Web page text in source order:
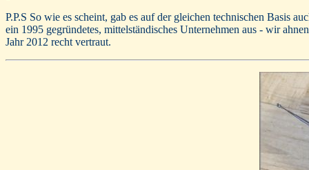
P.P.S So wie es scheint, gab es auf der gleichen technischen Basis
ein 1995 gegründetes, mittelständisches Unternehmen aus - wir
Jahr 2012 recht vertraut.